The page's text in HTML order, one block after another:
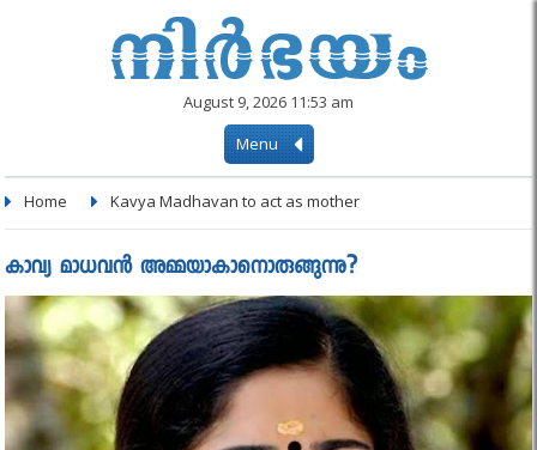
August 9, 2026 11:53 am
Menu
Home Kavya Madhavan to act as mother
കാവ്യ മാധവൻ അമ്മയാകാനൊരുങ്ങുന്നു?